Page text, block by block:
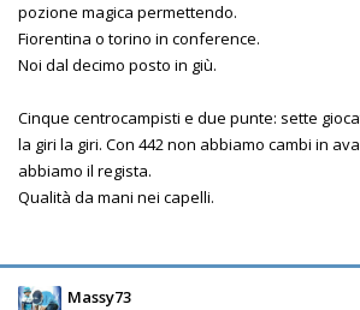
pozione magica permettendo.
Fiorentina o torino in conference.
Noi dal decimo posto in giù.
Cinque centrocampisti e due punte: sette
la giri la giri. Con 442 non abbiamo cambi in
abbiamo il regista.
Qualità da mani nei capelli.
Massy73